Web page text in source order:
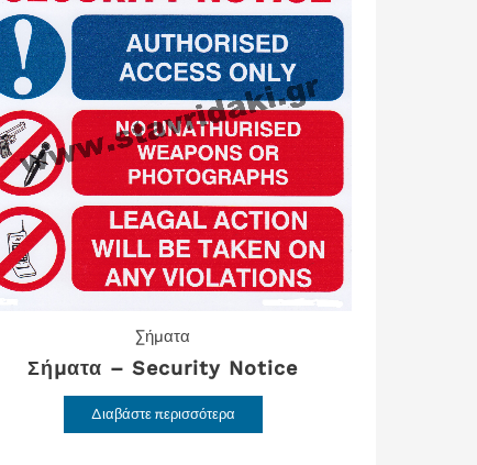
Σήματα
Σήματα – Security Notice
Διαβάστε περισσότερα